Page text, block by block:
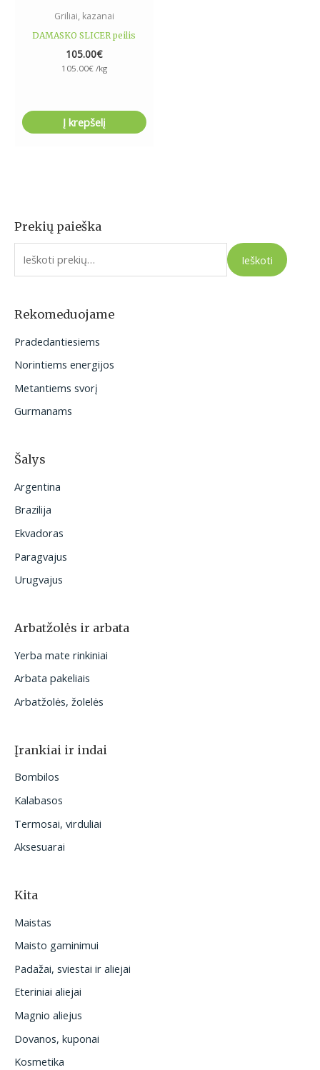
Prekių paieška
I
e
o
:
Ieškoti
Rekomeduojame
Pradedantiesiems
Norintiems energijos
Metantiems svorį
Gurmanams
Šalys
Argentina
Brazilija
Ekvadoras
Paragvajus
Urugvajus
Arbatžolės ir arbata
Yerba mate rinkiniai
Arbata pakeliais
Arbatžolės, žolelės
Įrankiai ir indai
Bombilos
Kalabasos
Termosai, virduliai
Aksesuarai
Kita
Maistas
Maisto gaminimui
Padažai, sviestai ir aliejai
Eteriniai aliejai
Magnio aliejus
Dovanos, kuponai
Kosmetika
Griliai, kazanai
DAMASKO SLICER peilis
105.00€
105.00€/kg
Į krepšelį